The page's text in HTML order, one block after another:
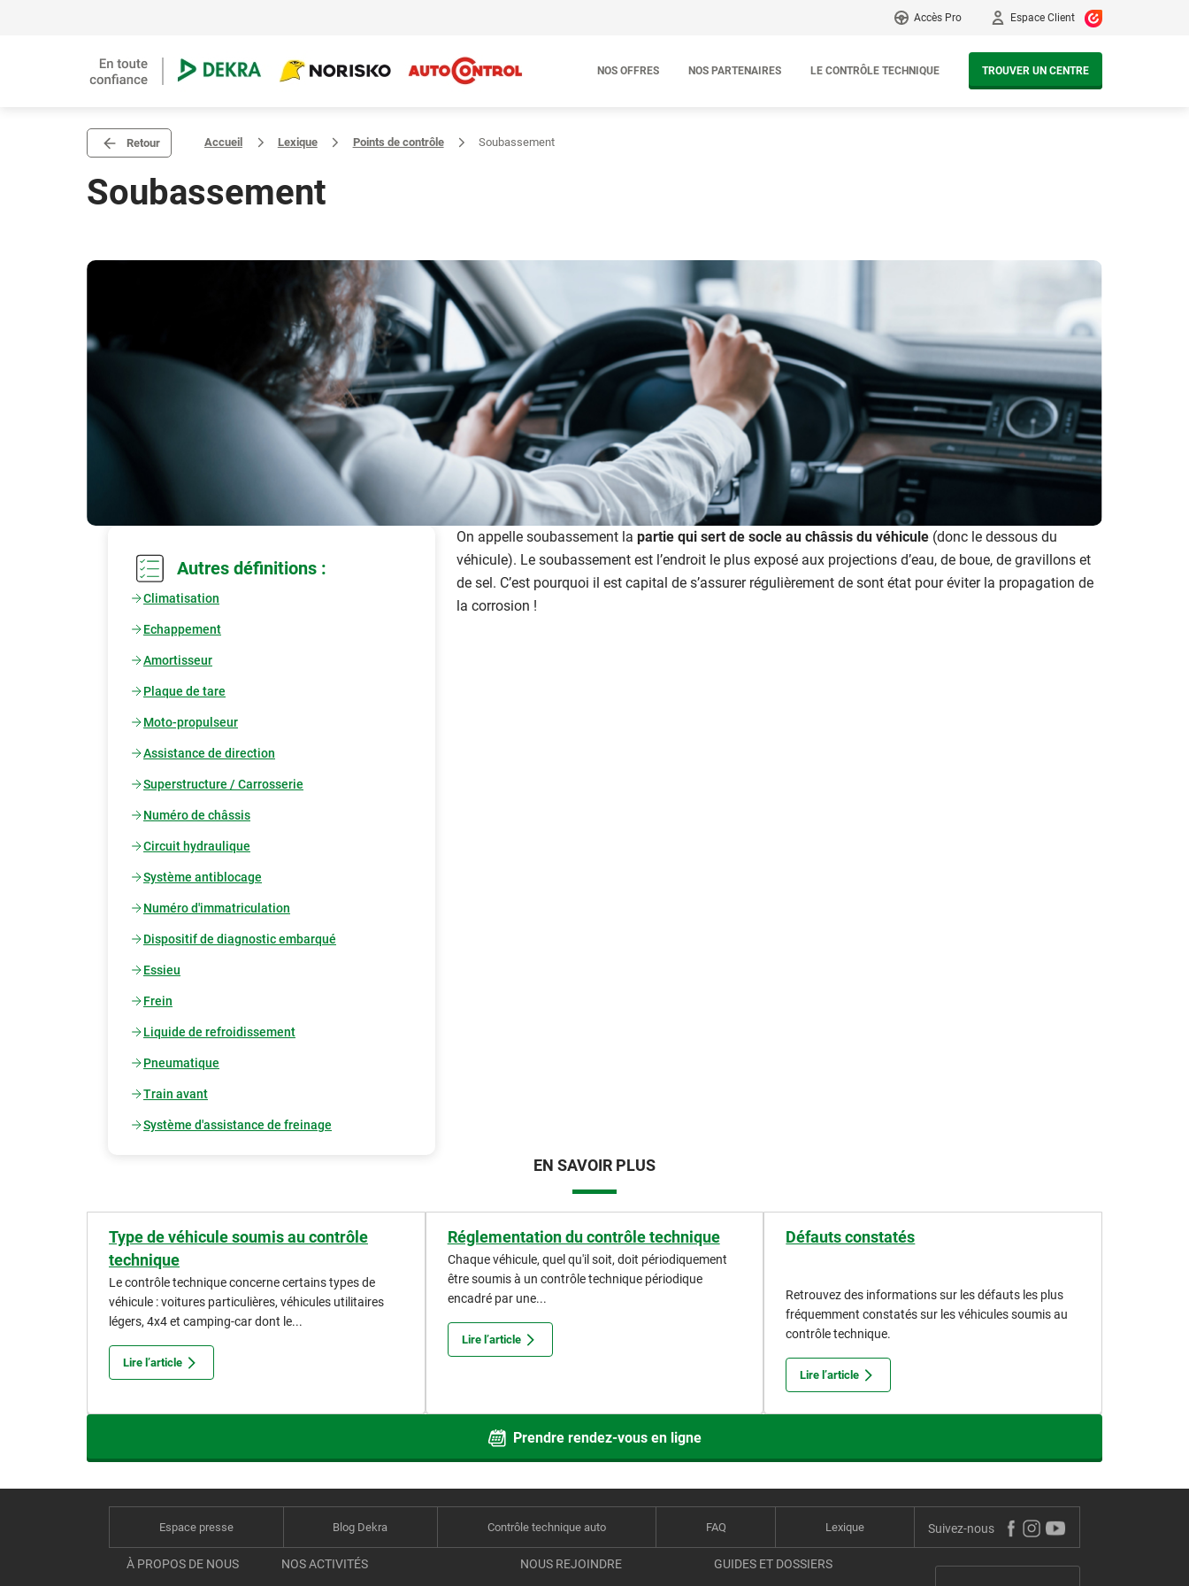
Accès Pro Espace Client
NOS OFFRES NOS PARTENAIRES LE CONTRÔLE TECHNIQUE TROUVER UN CENTRE
Retour Accueil Lexique Points de contrôle Soubassement
Soubassement
Autres définitions :
Climatisation
Echappement
Amortisseur
Plaque de tare
Moto-propulseur
Assistance de direction
Superstructure / Carrosserie
Numéro de châssis
Circuit hydraulique
Système antiblocage
Numéro d'immatriculation
Dispositif de diagnostic embarqué
Essieu
Frein
Liquide de refroidissement
Pneumatique
Train avant
Système d'assistance de freinage
On appelle soubassement la partie qui sert de socle au châssis du véhicule (donc le dessous du
véhicule). Le soubassement est l’endroit le plus exposé aux projections d’eau, de boue, de gravillons et
de sel. C’est pourquoi il est capital de s’assurer régulièrement de sont état pour éviter la propagation de
la corrosion !
EN SAVOIR PLUS
Type de véhicule soumis au contrôle
technique
Le contrôle technique concerne certains types de
véhicule : voitures particulières, véhicules utilitaires
légers, 4x4 et camping-car dont le...
Lire l’article
Réglementation du contrôle technique
Chaque véhicule, quel qu'il soit, doit périodiquement
être soumis à un contrôle technique périodique
encadré par une...
Lire l’article
Défauts constatés
Retrouvez des informations sur les défauts les plus
fréquemment constatés sur les véhicules soumis au
contrôle technique.
Lire l’article
Prendre rendez-vous en ligne
Espace presse Blog Dekra Contrôle technique auto FAQ Lexique Suivez-nous
À PROPOS DE NOUS NOS ACTIVITÉS NOUS REJOINDRE GUIDES ET DOSSIERS